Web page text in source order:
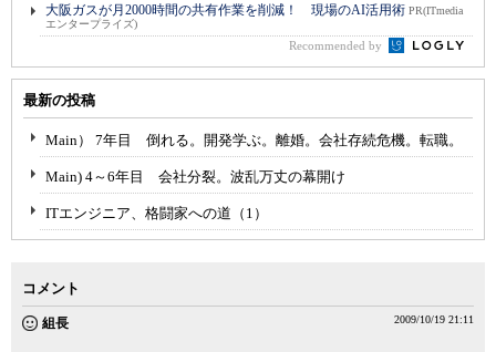
大阪ガスが月2000時間の共有作業を削減！ 現場のAI活用術 PR(ITmedia
エンタープライズ)
Recommended by
最新の投稿
Main） 7年目 倒れる。開発学ぶ。離婚。会社存続危機。転職。
Main) 4～6年目 会社分裂。波乱万丈の幕開け
ITエンジニア、格闘家への道（1）
コメント
組長 2009/10/19 21:11